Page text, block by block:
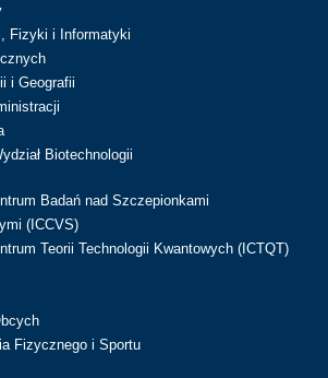
Fizyki i Informatyki
i Geografii
Biotechnologii
Badań nad Szczepionkami
(ICCVS)
Teorii Technologii Kwantowych (ICTQT)
Fizycznego i Sportu